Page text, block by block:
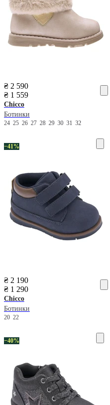
₴ 2 590
₴ 1 559
Chicco
Ботинки
24 25 26 27 28 29 30 31 32
−41%
₴ 2 190
₴ 1 290
Chicco
Ботинки
20 22
−40%